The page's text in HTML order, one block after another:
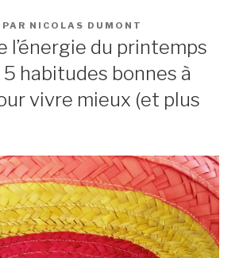
PAR NICOLAS DUMONT
l’énergie du printemps
5 habitudes bonnes à
vivre mieux (et plus